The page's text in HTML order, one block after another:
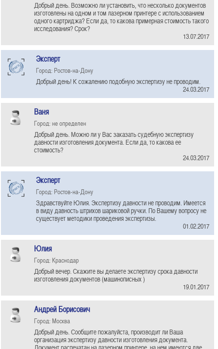
Добрый день. Возможно ли установить, что несколько документов
изготовлены на одном и том лазерном принтере с использованием
одного картриджа? Если да, то какова примерная стоимость такого
исследования? Срок?
13.07.2017
Эксперт
Город: Ростов-на-Дону
Добрый день! К сожалению подобную экспертизу не проводим.
24.03.2017
Ваня
Город: не определен
Добрый день. Можно ли у Вас заказать судебную экспертизу
давности изготовления документа. Если да, то какова ее
стоимость?
24.03.2017
Эксперт
Город: Ростов-на-Дону
Здравствуйте Юлия. Экспертизу давности не проводим. Имеется
в виду давность штрихов шариковой ручки. По Вашему вопросу не
существует методики проведения экспертизы.
01.02.2017
Юлия
Город: Краснодар
Добрый вечер. Скажите вы делаете экспертизу срока давности
изготовления документов (машинописных )
19.01.2017
Андрей Борисович
Город: Москва
Добрый день. Сообщите пожалуйста, производит ли Ваша
организация экспертизу давности изготовления документа.